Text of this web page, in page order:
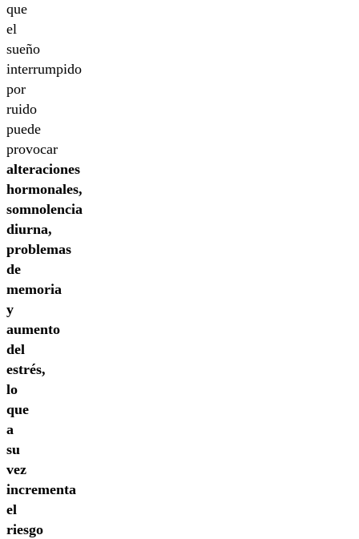
que
el
sueño
interrumpido
por
ruido
puede
provocar
alteraciones
hormonales,
somnolencia
diurna,
problemas
de
memoria
y
aumento
del
estrés,
lo
que
a
su
vez
incrementa
el
riesgo